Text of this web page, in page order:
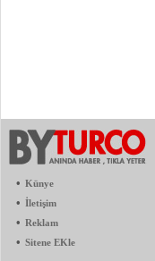
• Künye
• İletişim
• Reklam
• Sitene EKle